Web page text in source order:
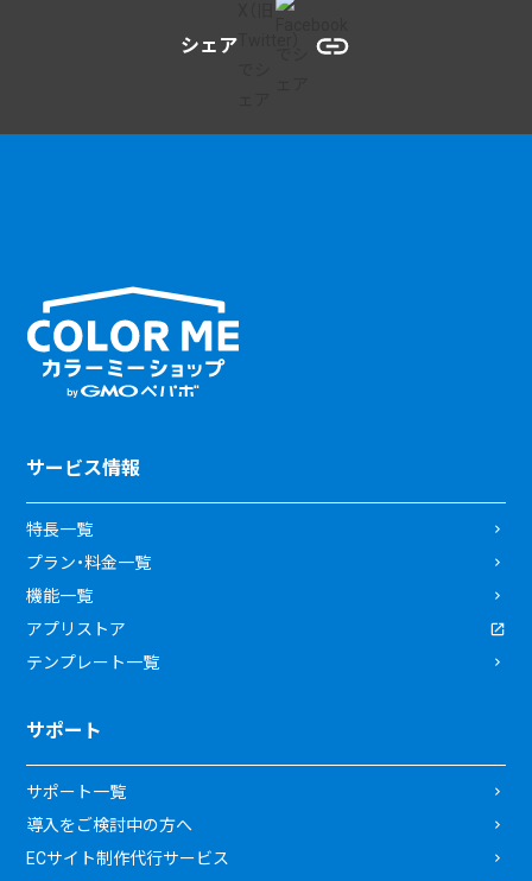
シェア
サービス情報
特長一覧
プラン・料金一覧
機能一覧
アプリストア
テンプレート一覧
サポート
サポート一覧
導入をご検討中の方へ
ECサイト制作代行サービス